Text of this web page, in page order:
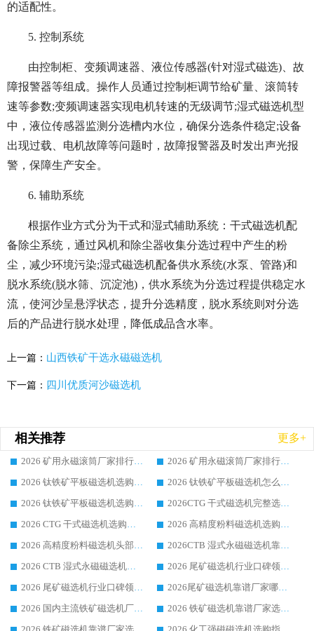
的适配性。
5. 控制系统
由控制柜、变频调速器、液位传感器(针对湿式磁选)、故
障报警器等组成。操作人员通过控制柜调节给矿量、滚筒转
速等参数;变频调速器实现电机转速的无级调节;湿式磁选机型
中，液位传感器监测分选槽内水位，确保分选条件稳定;设备
出现过载、电机故障等问题时，故障报警器及时发出声光报
警，保障生产安全。
6. 辅助系统
根据作业方式分为干式和湿式辅助系统：干式磁选机配
备除尘系统，通过风机和除尘器收集分选过程中产生的粉
尘，减少环境污染;湿式磁选机配备供水系统(水泵、管路)和
脱水系统(脱水筛、沉淀池)，供水系统为分选过程提供稳定水
流，使河沙呈悬浮状态，提升分选精度，脱水系统则对分选
后的产品进行脱水处理，降低成品含水率。
上一篇： 山西铁矿干选永磁磁选机
下一篇： 四川优质河沙磁选机
相关推荐 更多+
2026 矿用永磁滚筒厂家排行榜选购干货指南 行业口碑标杆华体会手机网页版-华体会(中国) 实力出众
2026 矿用永磁滚筒厂家排行榜选购指南，行业口碑领域强者华体会手机网页版-华体会(中国)
2026 钛铁矿平板磁选机选购全攻略 市场公认优质品牌厂家实力排行榜
2026 钛铁矿平板磁选机怎么选 靠谱生产企业实力排行榜选购参考攻略
2026 钛铁矿平板磁选机选购指南 行业口碑优选品牌生产企业实力排行榜
2026CTG 干式磁选机完整选购指南 行业口碑顶尖靠谱生产龙头厂家实力推荐
2026 CTG 干式磁选机选购指南|行业口碑靠谱生产厂家领域强者推荐
2026 高精度粉料磁选机选购全攻略 行业优质品牌华体会手机网页版-华体会(中国) 实力深度解析
2026 高精度粉料磁选机头部厂家选购指南 行业口碑靠谱品牌推荐 领域强者华体会手机网页版-华体会(中国) 解析
2026CTB 湿式永磁磁选机靠谱厂家实力排行榜 铁矿选矿设备采购全流程选购指南
2026 CTB 湿式永磁磁选机选购指南|行业口碑良好品牌推荐，领域强者华体会手机网页版-华体会(中国)
2026 尾矿磁选机行业口碑领域强者，源头直供国内主流厂家华体会手机网页版-华体会(中国) 一站式服务
2026 尾矿磁选机行业口碑领域强者，源头直供国内主流厂家华体会手机网页版-华体会(中国) 一站式服务
2026尾矿磁选机靠谱厂家哪家好 行业口碑领域强者华体会手机网页版-华体会(中国) 推荐
2026 国内主流铁矿磁选机厂家选购指南|行业口碑好品牌推荐，领域强者华体会手机网页版-华体会(中国)
2026 铁矿磁选机靠谱厂家选购全攻略 行业标杆华体会手机网页版-华体会(中国) 设备性价比出众